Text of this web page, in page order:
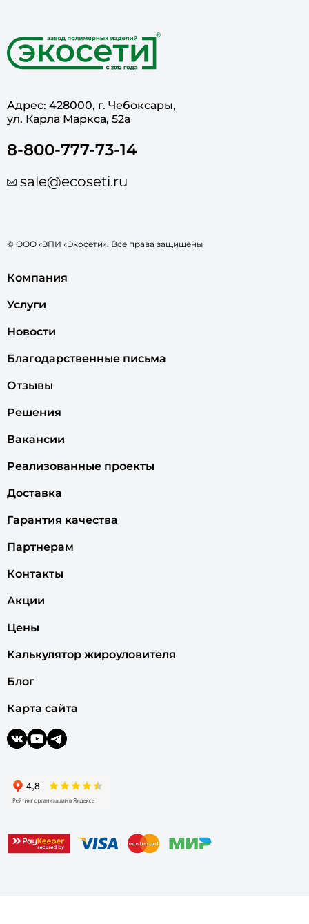
Адрес: 428000, г. Чебоксары,
ул. Карла Маркса, 52а
8-800-777-73-14
sale@ecoseti.ru
© ООО «ЗПИ «Экосети». Все права защищены
Компания
Услуги
Новости
Благодарственные письма
Отзывы
Решения
Вакансии
Реализованные проекты
Доставка
Гарантия качества
Партнерам
Контакты
Акции
Цены
Калькулятор жироуловителя
Блог
Карта сайта